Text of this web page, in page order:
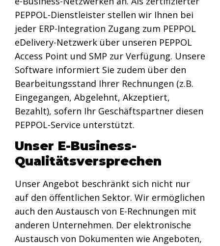
PEPPOL-Dienstleister stellen wir Ihnen bei
jeder ERP-Integration Zugang zum PEPPOL
eDelivery-Netzwerk über unseren PEPPOL
Access Point und SMP zur Verfügung. Unsere
Software informiert Sie zudem über den
Bearbeitungsstand Ihrer Rechnungen (z.B.
Eingegangen, Abgelehnt, Akzeptiert,
Bezahlt), sofern Ihr Geschäftspartner diesen
PEPPOL-Service unterstützt.
Unser E-Business-
Qualitätsversprechen
Unser Angebot beschränkt sich nicht nur
auf den öffentlichen Sektor. Wir ermöglichen
auch den Austausch von E-Rechnungen mit
anderen Unternehmen. Der elektronische
Austausch von Dokumenten wie Angeboten,